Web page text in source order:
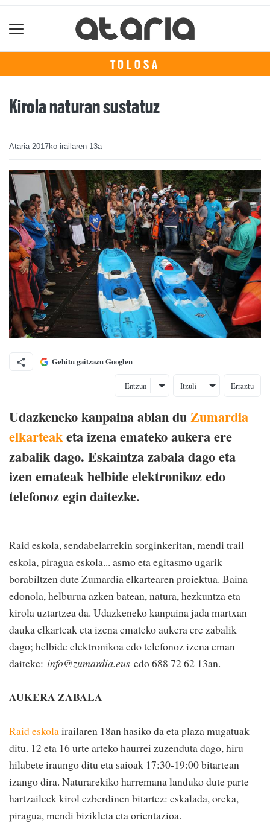
TOLOSA
Kirola naturan sustatuz
Ataria 2017ko irailaren 13a
Gehitu gaitzazu Googlen
Entzun Itzuli Erraztu
Udazkeneko kanpaina abian duZumardia
elkarteaketa izena emateko aukera ere
zabalik dago. Eskaintza zabala dago eta
izen emateak helbide elektronikoz edo
telefonoz egin daitezke.
Raid eskola, sendabelarrekin sorginkeritan, mendi trail
eskola, piragua eskola... asmo eta egitasmo ugarik
borabiltzen dute Zumardia elkartearen proiektua. Baina
edonola, helburua azken batean, natura, hezkuntza eta
kirola uztartzea da. Udazkeneko kanpaina jada martxan
dauka elkarteak eta izena emateko aukera ere zabalik
dago; helbide elektronikoa edo telefonoz izena eman
daiteke: info@zumardia.eus edo 688 72 62 13an.
AUKERA ZABALA
Raid eskolairailaren 18an hasiko da eta plaza mugatuak
ditu. 12 eta 16 urte arteko haurrei zuzenduta dago, hiru
hilabete iraungo ditu eta saioak 17:30-19:00 bitartean
izango dira. Naturarekiko harremana landuko dute parte
hartzaileek kirol ezberdinen bitartez: eskalada, oreka,
piragua, mendi bizikleta eta orientazioa.